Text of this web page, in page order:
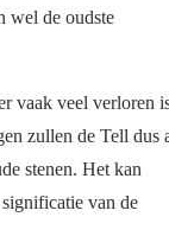
wel de oudste
vaak veel verloren
zullen de Tell dus
stenen. Het kan
van de